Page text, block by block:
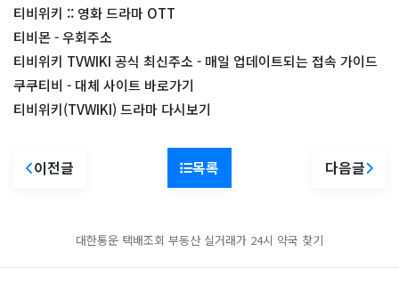
티비위키 :: 영화 드라마 OTT
티비몬 - 우회주소
티비위키 TVWIKI 공식 최신주소 - 매일 업데이트되는 접속 가이드
쿠쿠티비 - 대체 사이트 바로가기
티비위키(TVWIKI) 드라마 다시보기
이전글 목록 다음글
대한통운 택배조회 부동산 실거래가 24시 약국 찾기